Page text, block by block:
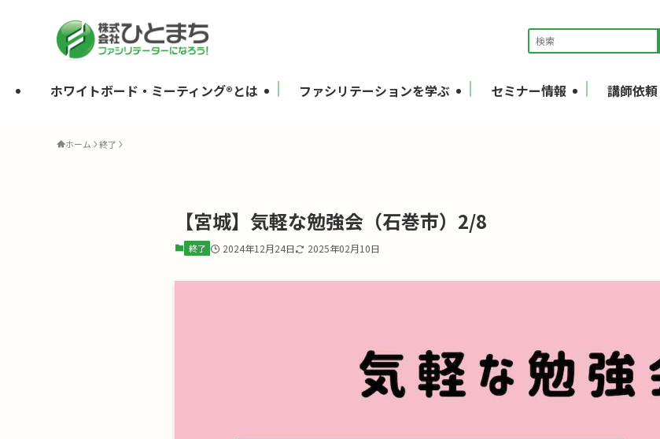
ホワイトボード・ミーティング®とは ファシリテーションを学ぶ セミナー情報 講師依頼
ホーム 終了
【宮城】気軽な勉強会（石巻市）2/8
終了 2024年12月24日 2025年02月10日